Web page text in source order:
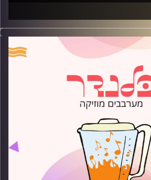
איתה את הבוקר בהגשת שיר אברני